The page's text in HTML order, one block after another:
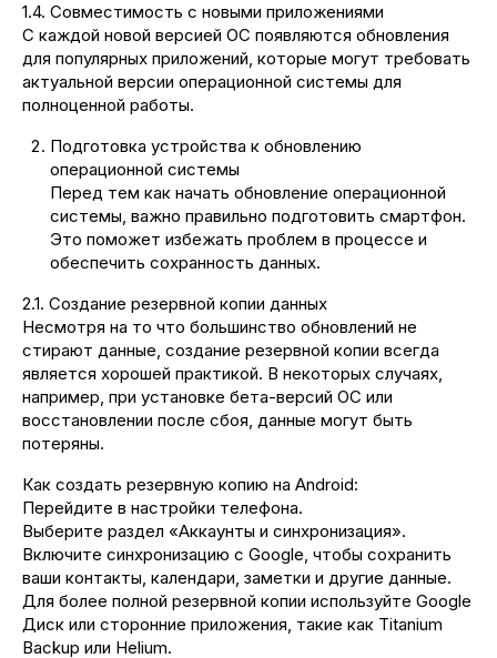
1.4. Совместимость с новыми приложениями
С каждой новой версией ОС появляются обновления
для популярных приложений, которые могут требовать
актуальной версии операционной системы для
полноценной работы.
Подготовка устройства к обновлению
операционной системы
Перед тем как начать обновление операционной
системы, важно правильно подготовить смартфон.
Это поможет избежать проблем в процессе и
обеспечить сохранность данных.
2.1. Создание резервной копии данных
Несмотря на то что большинство обновлений не
стирают данные, создание резервной копии всегда
является хорошей практикой. В некоторых случаях,
например, при установке бета-версий ОС или
восстановлении после сбоя, данные могут быть
потеряны.
Как создать резервную копию на Android:
Перейдите в настройки телефона.
Выберите раздел «Аккаунты и синхронизация».
Включите синхронизацию с Google, чтобы сохранить
ваши контакты, календари, заметки и другие данные.
Для более полной резервной копии используйте Google
Диск или сторонние приложения, такие как Titanium
Backup или Helium.